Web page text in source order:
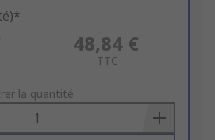
48,84 €
TTC
la quantité